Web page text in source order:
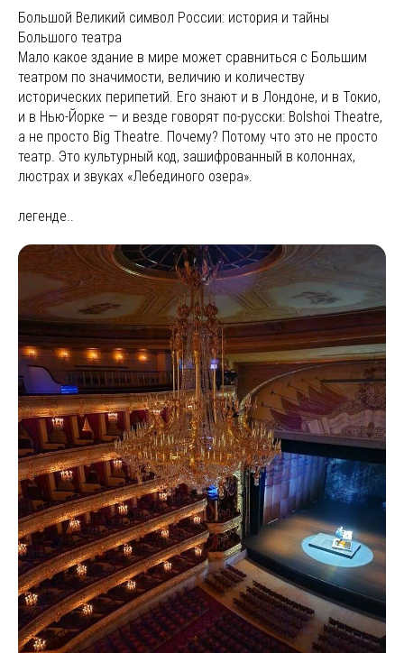
Большой Великий символ России: история и тайны
Большого театра
Мало какое здание в мире может сравниться с Большим
театром по значимости, величию и количеству
исторических перипетий. Его знают и в Лондоне, и в Токио,
и в Нью-Йорке — и везде говорят по-русски: Bolshoi Theatre,
а не просто Big Theatre. Почему? Потому что это не просто
театр. Это культурный код, зашифрованный в колоннах,
люстрах и звуках «Лебединого озера».
легенде..